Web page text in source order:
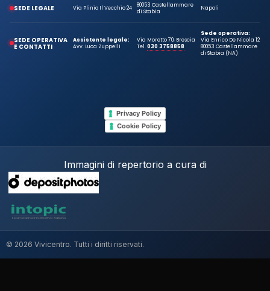
SEDE LEGALE Via Plinio Il Vecchio 24
80053 Castellammare
di Stabia
Napoli
SEDE OPERATIVA
E CONTATTI
Assistente legale:
Avv. Luca Zuppelli
Via Moretto 70, Brescia
Tel.030 3758858
Sede operativa:
Via Enrico De Nicola 12
80053 Castellammare
di Stabia (NA)
Privacy Policy
Cookie Policy
Immagini di repertorio a cura di
© 2026 Vivicentro. Tutti i diritti riservati.